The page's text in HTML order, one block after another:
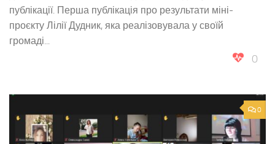
публікації. Перша публікація про результати міні-
проєкту Лілії Дудник, яка реалізовувала у своїй
громаді...
0
0